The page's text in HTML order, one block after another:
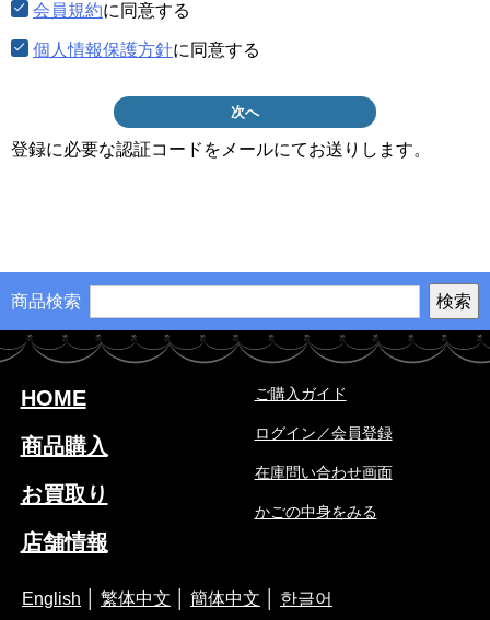
会員規約に同意する
個人情報保護方針に同意する
次へ
登録に必要な認証コードをメールにてお送りします。
商品検索
HOME
商品購入
お買取り
店舗情報
ご購入ガイド
ログイン／会員登録
在庫問い合わせ画面
かごの中身をみる
English 繁体中文 簡体中文 한글어